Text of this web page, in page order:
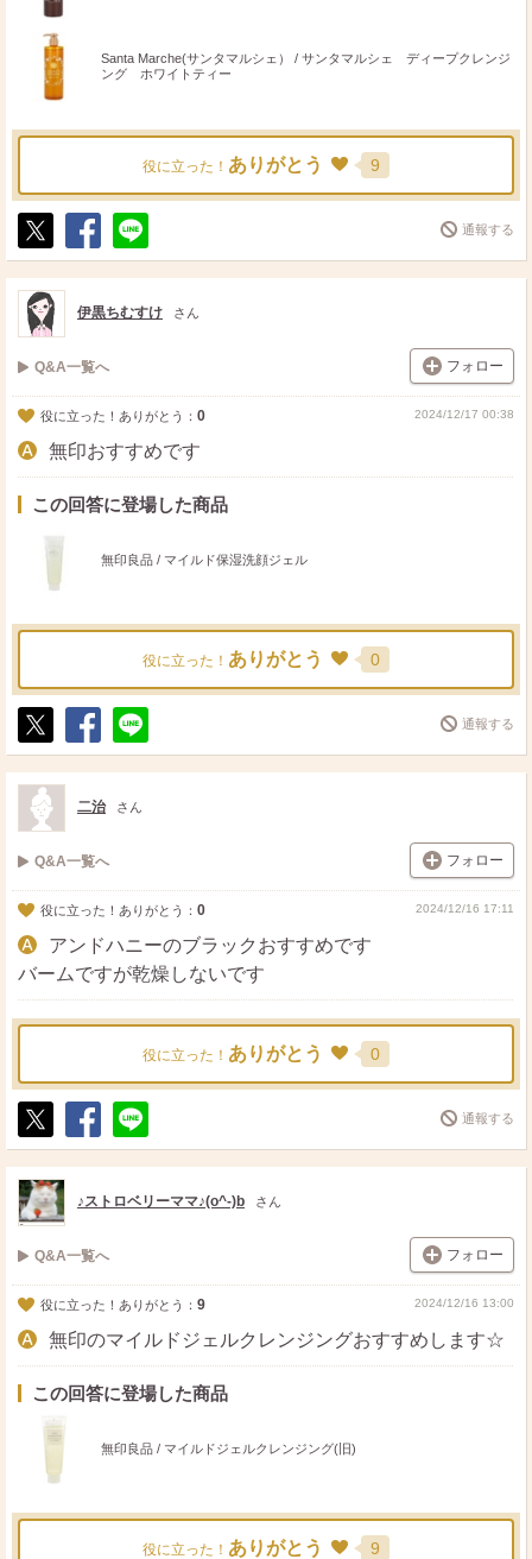
Santa Marche(サンタマルシェ） / サンタマルシェ ディープクレンジ
ング ホワイトティー
役に立った！ ありがとう 9
ポ
ス
ト
シ
ェ
送
る
通報する
伊黒ちむすけ さん
Q&A一覧へ フォロー
役に立った！ありがとう： 0 2024/12/17 00:38
無印おすすめです
この回答に登場した商品
無印良品 / マイルド保湿洗顔ジェル
役に立った！ ありがとう 0
ポ
ス
ト
シ
ェ
送
る
通報する
二治 さん
Q&A一覧へ フォロー
役に立った！ありがとう： 0 2024/12/16 17:11
アンドハニーのブラックおすすめです
バームですが乾燥しないです
役に立った！ ありがとう 0
ポ
ス
ト
シ
ェ
送
る
通報する
♪ストロベリーママ♪(o^-)b さん
Q&A一覧へ フォロー
役に立った！ありがとう： 9 2024/12/16 13:00
無印のマイルドジェルクレンジングおすすめします☆
この回答に登場した商品
無印良品 / マイルドジェルクレンジング(旧)
役に立った！ ありがとう 9